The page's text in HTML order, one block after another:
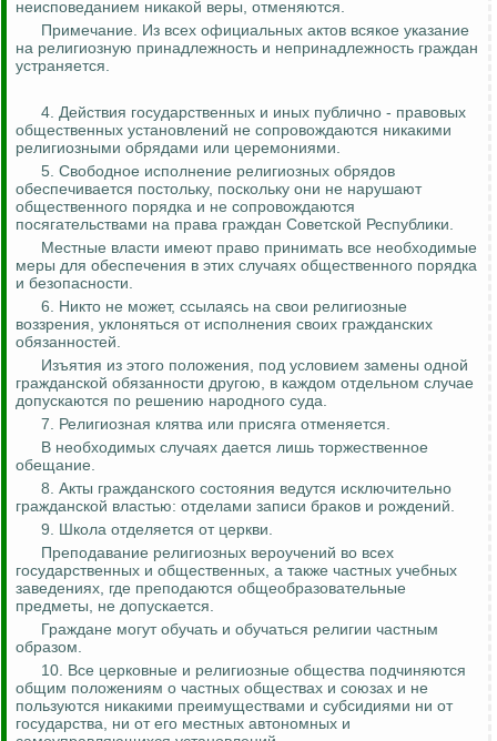
неисповеданием никакой веры, отменяются.
Примечание. Из всех официальных актов всякое указание
на религиозную принадлежность и непринадлежность граждан
устраняется.
4. Действия государственных и иных публично - правовых
общественных установлений не сопровождаются никакими
религиозными обрядами или церемониями.
5. Свободное исполнение религиозных обрядов
обеспечивается постольку, поскольку они не нарушают
общественного порядка и не сопровождаются
посягательствами на права граждан Советской Республики.
Местные власти имеют право принимать все необходимые
меры для обеспечения в этих случаях общественного порядка
и безопасности.
6. Никто не может, ссылаясь на свои религиозные
воззрения, уклоняться от исполнения своих гражданских
обязанностей.
Изъятия из этого положения, под условием замены одной
гражданской обязанности другою, в каждом отдельном случае
допускаются по решению народного суда.
7. Религиозная клятва или присяга отменяется.
В необходимых случаях дается лишь торжественное
обещание.
8. Акты гражданского состояния ведутся исключительно
гражданской властью: отделами записи браков и рождений.
9. Школа отделяется от церкви.
Преподавание религиозных вероучений во всех
государственных и общественных, а также частных учебных
заведениях, где преподаются общеобразовательные
предметы, не допускается.
Граждане могут обучать и обучаться религии частным
образом.
10. Все церковные и религиозные общества подчиняются
общим положениям о частных обществах и союзах и не
пользуются никакими преимуществами и субсидиями ни от
государства, ни от его местных автономных и